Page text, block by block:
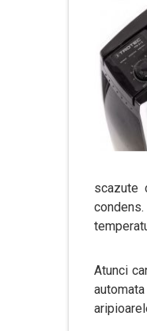
scazute
Atunci